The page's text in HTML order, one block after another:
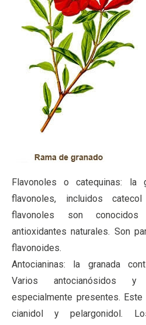
Flavonoles o catequinas: la
flavonoles, incluidos
flavonoles son
antioxidantes naturales. Son
flavonoides.
Antocianinas: la granada
Varios antocianósidos y
especialmente presentes.
cianidol y pelargonidol.